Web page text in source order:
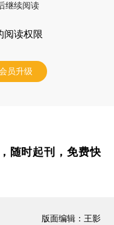
继续阅读
阅读权限
员升级
，随时起刊，免费快
版面编辑：王影